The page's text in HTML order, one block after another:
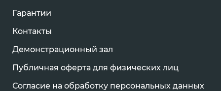
Гарантии
Контакты
Демонстрационный зал
Публичная оферта для физических лиц
Согласие на обработку персональных данных